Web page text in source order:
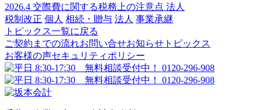
2026.4 交際費に関する税務上の注意点 法人
税制改正 個人 相続・贈与 法人 事業承継
トピックス一覧に戻る
ご契約までの流れお問い合せお知らせ トピックス
お客様の声セキュリティポリシー